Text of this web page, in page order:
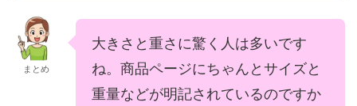
まとめ
大きさと重さに驚く人は多いです
ね。商品ページにちゃんとサイズと
重量などが明記されているのですか